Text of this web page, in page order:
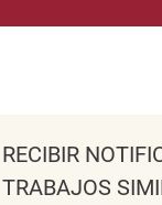
RECIBIR
TRABAJOS